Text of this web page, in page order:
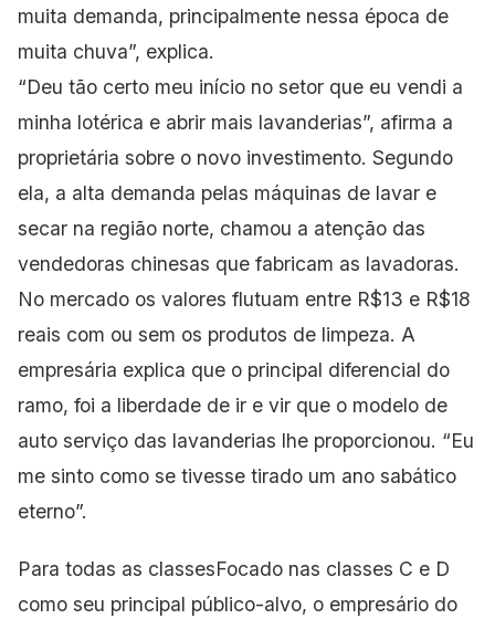
muita demanda, principalmente nessa época de
muita chuva”, explica.
“Deu tão certo meu início no setor que eu vendi a
minha lotérica e abrir mais lavanderias”, afirma a
proprietária sobre o novo investimento. Segundo
ela, a alta demanda pelas máquinas de lavar e
secar na região norte, chamou a atenção das
vendedoras chinesas que fabricam as lavadoras.
No mercado os valores flutuam entre R$13 e R$18
reais com ou sem os produtos de limpeza. A
empresária explica que o principal diferencial do
ramo, foi a liberdade de ir e vir que o modelo de
auto serviço das lavanderias lhe proporcionou. “Eu
me sinto como se tivesse tirado um ano sabático
eterno”.
Para todas as classesFocado nas classes C e D
como seu principal público-alvo, o empresário do